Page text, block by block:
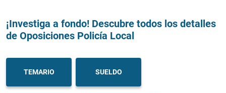
¡Investiga a fondo! Descubre todos los detalles
de Oposiciones Policía Local
TEMARIO SUELDO